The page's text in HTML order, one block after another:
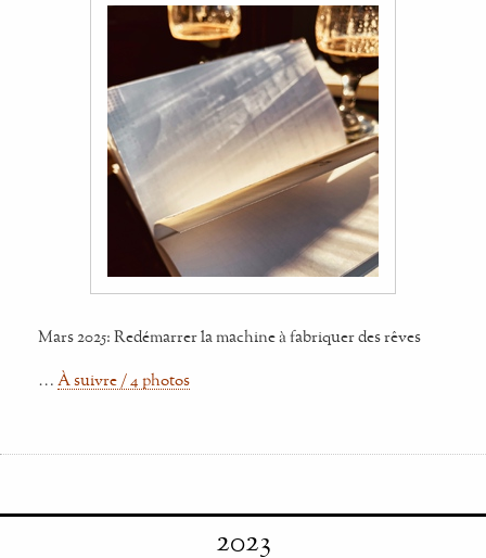
Mars 2025: Redémarrer la machine à fabriquer des rêves
… À suivre / 4 photos
2023